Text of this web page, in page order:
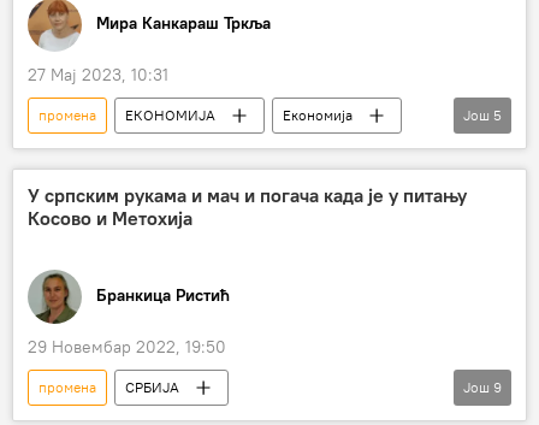
Анализе и мишљења
Мира Канкараш Тркља
27 Мај 2023, 10:31
промена ЕКОНОМИЈА
Економија
Србија
Србија – економија
инвестиције
уредба
Још 5
У српским рукама и мач и погача када је у питању
Косово и Метохија
Бранкица Ристић
29 Новембар 2022, 19:50
промена
СРБИЈА
Још 9